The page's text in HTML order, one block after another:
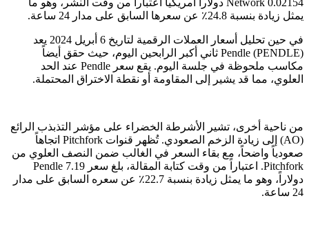
يمثل زيادة بنسبة 24.8٪ عن سعرها السابق على مدار 24 ساعة.
في حين تحليل أسعار العملات الرقمية لتاريخ 6 أبريل 2024 يعد
Pendle (PENDLE) ثاني أكبر الرابحين اليوم، حيث حقق أيضاً
مكاسب ملحوظة في جلسة اليوم. يقع سعر Pendle عند الحد
العلوي، مما قد يشير إلى المقاومة أو نقطة الاختراق المحتملة.
من ناحية أخرى، تشير الأشرطة الخضراء على مؤشر التذبذب الرائع
(AO) إلى زيادة الزخم الصعودي. تُظهر قنوات Pitchfork اتجاهاً
صعودياً واضحاً، مع بقاء السعر في الغالب ضمن النصف العلوي من
Pitchfork. اعتباراً من وقت كتابة المقالة، بلغ سعر Pendle 7.19
دولاراً، وهو ما يمثل زيادة بنسبة 22.7٪ عن سعره السابق على مدار
24 ساعة.